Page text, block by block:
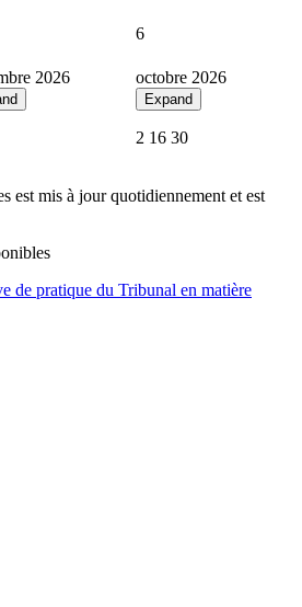
6
2026 octobre 2026
Expand
2 16 30
est mis à jour quotidiennement et est
de pratique du Tribunal en matière